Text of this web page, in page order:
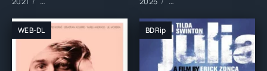
WEB-DL BDRip